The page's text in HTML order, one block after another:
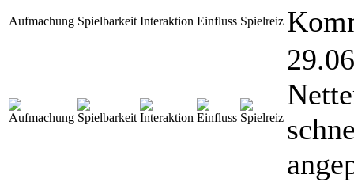
Aufmachung Spielbarkeit Interaktion Einfluss Spielreiz